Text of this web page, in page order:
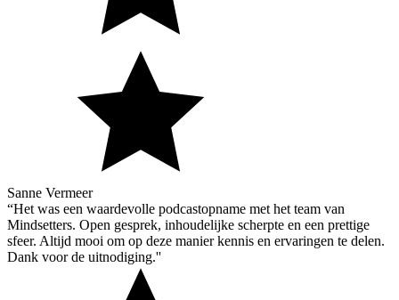
Sanne Vermeer
“Het was een waardevolle podcastopname met het team van
Mindsetters. Open gesprek, inhoudelijke scherpte en een prettige
sfeer. Altijd mooi om op deze manier kennis en ervaringen te delen.
Dank voor de uitnodiging.''